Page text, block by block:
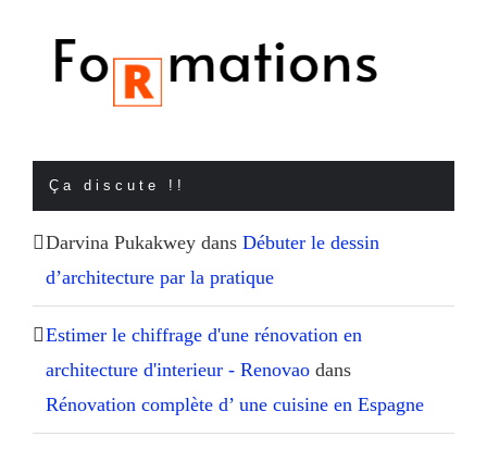
Ça discute !!
Darvina Pukakwey dans Débuter le dessin
d’architecture par la pratique
Estimer le chiffrage d'une rénovation en
architecture d'interieur - Renovao dans
Rénovation complète d’ une cuisine en Espagne